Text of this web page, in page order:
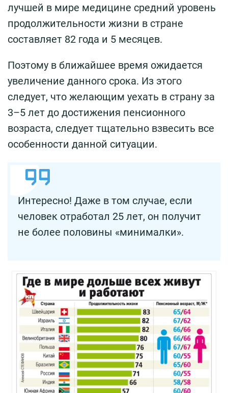
лучшей в мире медицине средний уровень
продолжительности жизни в стране
составляет 82 года и 5 месяцев.
Поэтому в ближайшее время ожидается
увеличение данного срока. Из этого
следует, что желающим уехать в страну за
3–5 лет до достижения пенсионного
возраста, следует тщательно взвесить все
особенности данной ситуации.
Интересно! Даже в том случае, если
человек отработал 25 лет, он получит
не более половины «минималки».